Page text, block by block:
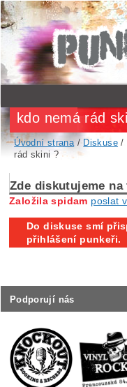
Podporují nás
kdo nemá rád
Úvodní strana/ Diskuse /
rád skini ?
Zde diskutujeme na
Založila spidam poslat
Do diskuse smí
přihlášení punkeři.